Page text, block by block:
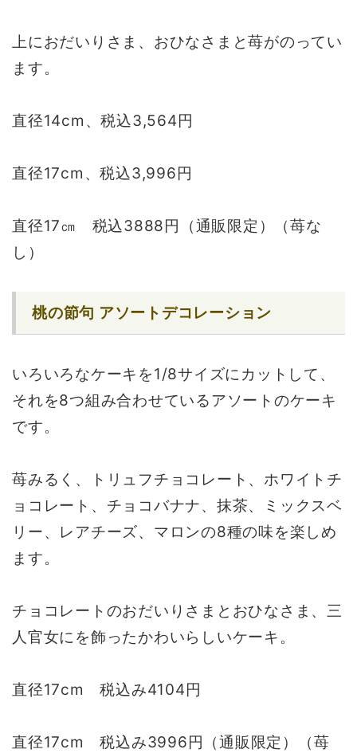
上におだいりさま、おひなさまと苺がのってい
ます。
直径14cm、税込3,564円
直径17cm、税込3,996円
直径17㎝ 税込3888円（通販限定）（苺な
し）
桃の節句 アソートデコレーション
いろいろなケーキを1/8サイズにカットして、
それを8つ組み合わせているアソートのケーキ
です。
苺みるく、トリュフチョコレート、ホワイトチ
ョコレート、チョコバナナ、抹茶、ミックスベ
リー、レアチーズ、マロンの8種の味を楽しめ
ます。
チョコレートのおだいりさまとおひなさま、三
人官女にを飾ったかわいらしいケーキ。
直径17cm 税込み4104円
直径17cm 税込み3996円（通販限定）（苺